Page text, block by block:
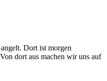
Dort ist morgen
dort aus machen wir uns auf